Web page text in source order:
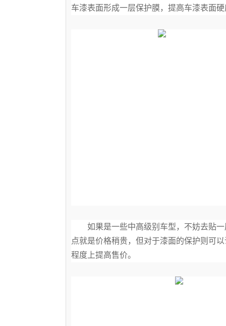
车漆表面形成一层保护膜，提高车漆表面
如果是一些中高级别车型，不妨去贴
点就是价格稍贵，但对于漆面的保护则可
程度上提高售价。